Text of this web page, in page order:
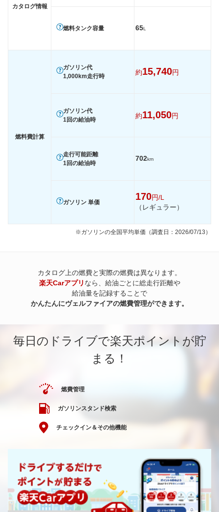
カタログ情報
燃料タンク容量 65L
燃料費計算
ガソリン代
1,000km走行時
約15,740円
ガソリン代
1回の給油時
約11,050円
走行可能距離
1回の給油時
702km
ガソリン 単価
170円/L
（レギュラー）
※ガソリンの全国平均単価（調査日：2026/07/13）
カタログ上の燃費と実際の燃費は異なります。
楽天Carアプリ なら、給油ごとに総走行距離や
給油量を記録することで
かんたんにヴェルファイアの燃費管理ができます。
毎日のドライブで楽天ポイントが貯
まる！
燃費管理
ガソリンスタンド検索
チェックイン＆その他機能